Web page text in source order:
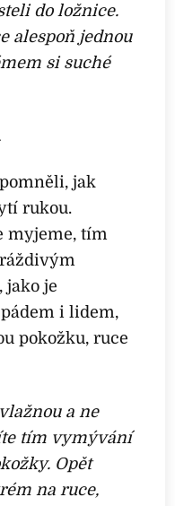
do ložnice.
alespoň jednou
si suché
jak
rukou.
myjeme, tím
je
i lidem,
pokožku, ruce
a ne
tím vymývání
Opět
na ruce,